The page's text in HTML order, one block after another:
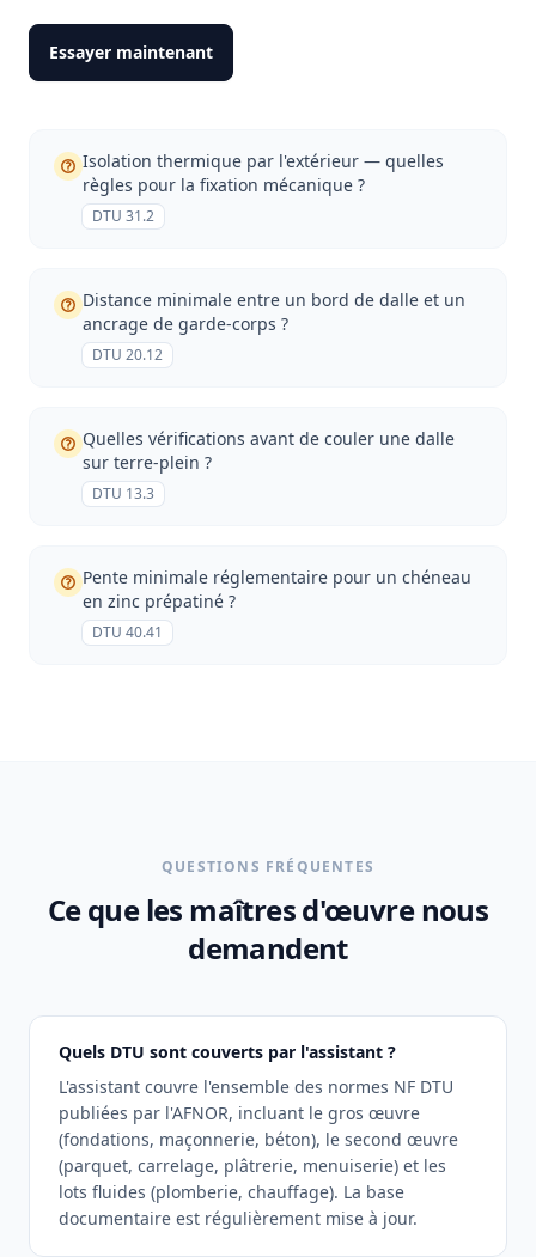
Essayer maintenant
Isolation thermique par l'extérieur — quelles
règles pour la fixation mécanique ?
DTU 31.2
Distance minimale entre un bord de dalle et un
ancrage de garde-corps ?
DTU 20.12
Quelles vérifications avant de couler une dalle
sur terre-plein ?
DTU 13.3
Pente minimale réglementaire pour un chéneau
en zinc prépatiné ?
DTU 40.41
QUESTIONS FRÉQUENTES
Ce que les maîtres d'œuvre nous
demandent
Quels DTU sont couverts par l'assistant ?
L'assistant couvre l'ensemble des normes NF DTU
publiées par l'AFNOR, incluant le gros œuvre
(fondations, maçonnerie, béton), le second œuvre
(parquet, carrelage, plâtrerie, menuiserie) et les
lots fluides (plomberie, chauffage). La base
documentaire est régulièrement mise à jour.